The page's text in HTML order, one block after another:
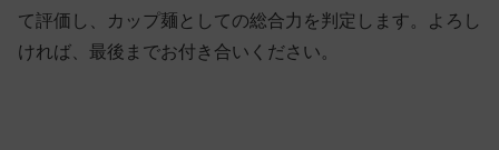
て評価し、カップ麺としての総合力を判定します。よろし
ければ、最後までお付き合いください。